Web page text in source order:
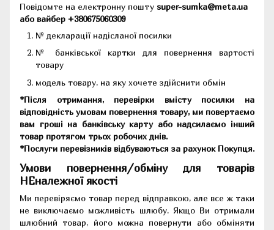
Повідомте на електронну пошту super-sumka@meta.ua
або вайбер +380675060309
№ декларації надісланої посилки
№ банківської картки для повернення вартості
товару
модель товару, на яку хочете здійснити обмін
*Після отримання, перевірки вмісту посилки на
відповідність умовам повернення товару, ми повертаємо
вам гроші на банківську карту або надсилаємо інший
товар протягом трьох робочих днів.
*Послуги перевізників відбуваються за рахунок Покупця.
Умови повернення/обміну для товарів
НЕналежної якості
Ми перевіряємо товар перед відправкою, але все ж таки
не виключаємо можливість шлюбу. Якщо Ви отримали
шлюбний товар, його можна повернути або обміняти